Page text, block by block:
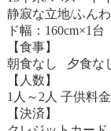
静寂な立地/ふん
ド幅：160cm×1台
【食事】
朝食なし 夕食な
【人数】
1人～2人 子供料
【決済】